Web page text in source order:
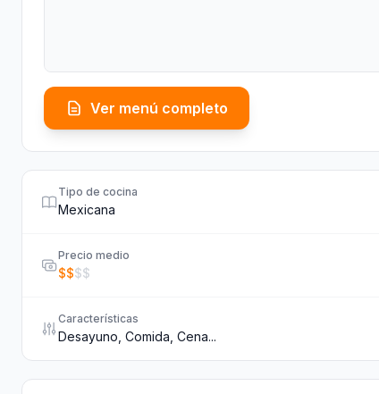
Ver menú completo
Tipo de cocina
Mexicana
Precio medio
$$$$
Características
Desayuno, Comida, Cena...